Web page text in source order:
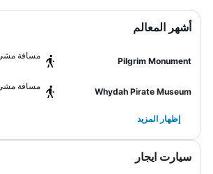
أشهر المعالم
Pilgrim Monument
مسافة مشي إلى 5
Whydah Pirate Museum
مسافة مشي إلى 6
إظهار المزيد
سيارت ايجار